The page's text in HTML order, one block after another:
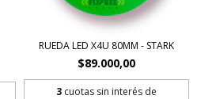
RUEDA LED X4U 80MM - STARK
$89.000,00
3 cuotas sin interés de